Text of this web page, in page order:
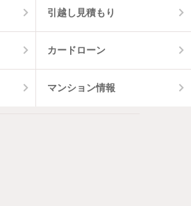
引越し見積もり
カードローン
マンション情報